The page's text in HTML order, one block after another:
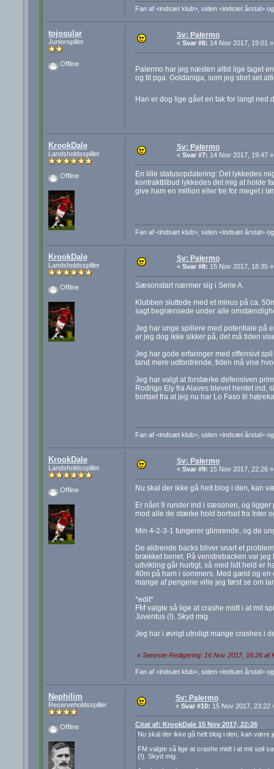
Fan af <indsæt klub>, siden <indsæt årstal>
tojosular
Juniorspiller
Offline
Sv: Palermo
« Svar #6: 14 Nov 2017, 19:01 »
Palermo har jeg næsten altid lige taget
og tit pga. Goldaniga, som jeg stort set
Han er dog lige gået en tak for langt ned
KrookDale
Landsholdsspiller
Offline
Sv: Palermo
« Svar #7: 14 Nov 2017, 19:47 »
En lille statusopdatering: Det lykkedes
kontrakttilbud lykkedes det mig at holde
give ham en million eller tre for meget i
Fan af <indsæt klub>, siden <indsæt årstal>
KrookDale
Landsholdsspiller
Offline
Sv: Palermo
« Svar #8: 15 Nov 2017, 18:35 »
Sæsonstart nærmer sig i Serie A.
Klubben sluttede med et minus på ca.
sagt begrænsede under alle
Jeg har unge spillere med potentiale på
er jeg dog ikke sikker på, det må tiden
Jeg har gode erfaringer med offensivt
tand mere udfordrende, tiden må vise
Jeg har valgt at forstærke defensiven
Rodrigo Ely fra Alaves blevet hentet ind,
bortset fra at jeg nu har Lo Faso til
Fan af <indsæt klub>, siden <indsæt årstal>
KrookDale
Landsholdsspiller
Offline
Sv: Palermo
« Svar #9: 15 Nov 2017, 22:26 »
Nu skal der ikke gå helt blog i den, kan
Er nået 9 runder ind i sæsonen, og ligger
mod alle de stærke hold bortset fra Inter
Min 4-2-3-1 fungerer glimrende, og de
De aldrende backs bliver snart et
brækket benet. På venstrebacken var
udvikling går hurtigt, så med lidt held er
40m på ham i sommers. Med gæld og en
mange af pengene ville jeg først se om
*edit*
FM valgte så lige at crashe midt i at mit
Juventus (!). Skyd mig.
Jeg har i øvrigt utroligt mange crashes i
« Seneste Redigering: 16 Nov 2017, 16:26 af
Fan af <indsæt klub>, siden <indsæt årstal>
Nephilim
Reserveholdsspiller
Offline
Sv: Palermo
« Svar #10: 15 Nov 2017, 23:22
Citat af: KrookDale 15 Nov 2017, 22:26
Nu skal der ikke gå helt blog i den, kan være
FM valgte så lige at crashe midt i at mit spil
(!). Skyd mig.